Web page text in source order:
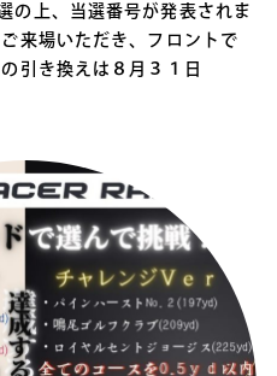
の上、当選番号が発表されま
来場いただき、フロントで
引き換えは８月３１日